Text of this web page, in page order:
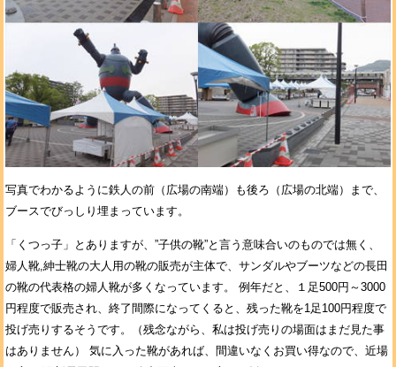
写真でわかるように鉄人の前（広場の南端）も後ろ（広場の北端）まで、
ブースでびっしり埋まっています。
「くつっ子」とありますが、”子供の靴”と言う意味合いのものでは無く、
婦人靴,紳士靴の大人用の靴の販売が主体で、サンダルやブーツなどの長田
の靴の代表格の婦人靴が多くなっています。 例年だと、１足500円～3000
円程度で販売され、終了間際になってくると、残った靴を1足100円程度で
投げ売りするそうです。（残念ながら、私は投げ売りの場面はまだ見た事
はありません） 気に入った靴があれば、間違いなくお買い得なので、近場